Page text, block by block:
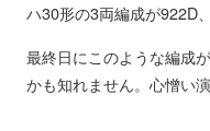
ハ30形の3両編成が922D
最終日にこのような編成
かも知れません。心憎い演